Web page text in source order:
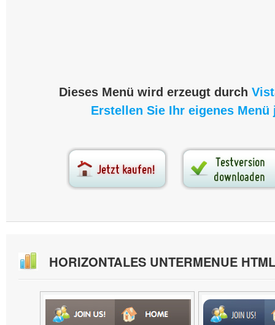
Dieses Menü wird erzeugt durch
Erstellen Sie Ihr eigenes Menü
HORIZONTALES UNTERMENUE